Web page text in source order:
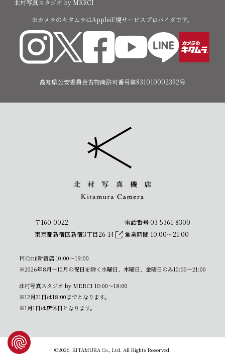
北村写真スタジオ by MERCI
※カメラのキタムラはApple正規サービスプロバイダです。
高知県公安委員会古物商許可番号第831010002392号
〒160-0022
東京都新宿区新宿3丁目26-14
電話番号 03-5361-8300
営業時間 10:00〜21:00
PICmii新宿店 10:00〜19:00
※2026年8月～10月の祝日を除く水曜日、木曜日、金曜日のみ10:00～21:00
北村写真スタジオ by MERCI 10:00〜18:00
※12月31日は18:00までとなります。
※1月1日は店休日となります。
©2026, KITAMURA Co., Ltd. All Rights Reserved.